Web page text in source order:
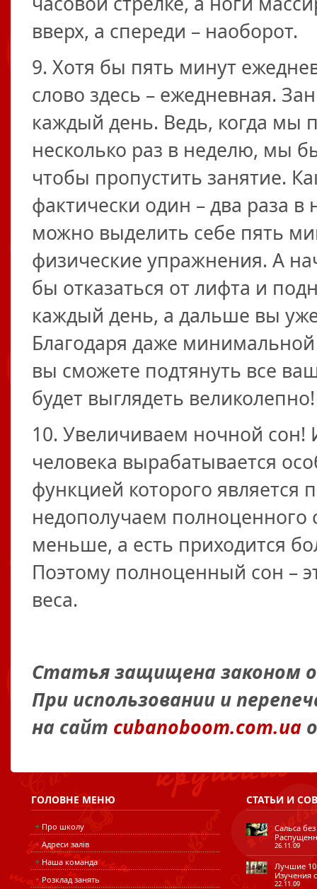
вверх, а спереди – наоборот.
9. Хотя бы пять минут
слово здесь – ежедневная.
каждый день. Ведь, когда мы
несколько раз в неделю, мы
чтобы пропустить занятие.
фактически один – два раза
можно выделить себе пять
физические упражнения. А
бы отказаться от лифта и
каждый день, а дальше вы
Благодаря даже
вы сможете подтянуть все
будет выглядеть великолепно!
10. Увеличиваем ночной сон!
человека вырабатывается
функцией которого
недополучаем полноценного
меньше, а есть приходится
Поэтому полноценный сон –
веса.
Статья защищена законом
При использовании и
на сайт cubanoboom.com.ua
ГОЛОВНЕ МЕНЮ
Про школу
Адреси залів
Наша команда
Розклад занять
СТАТЬИИ
Сальса
26.11.09
Лучшие 10
Изучения
22.11.09